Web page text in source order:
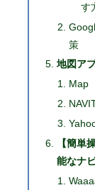
す
策
地図ア
Map
【簡単
能なナ